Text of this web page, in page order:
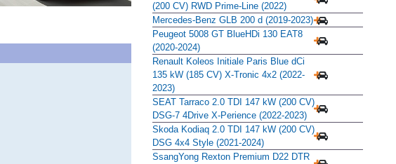
(200 CV) RWD Prime-Line (2022)
Mercedes-Benz GLB 200 d (2019-2023)
Peugeot 5008 GT BlueHDi 130 EAT8
(2020-2024)
Renault Koleos Initiale Paris Blue dCi
135 kW (185 CV) X-Tronic 4x2 (2022-
2023)
SEAT Tarraco 2.0 TDI 147 kW (200 CV)
DSG-7 4Drive X-Perience (2022-2023)
Skoda Kodiaq 2.0 TDI 147 kW (200 CV)
DSG 4x4 Style (2021-2024)
SsangYong Rexton Premium D22 DTR